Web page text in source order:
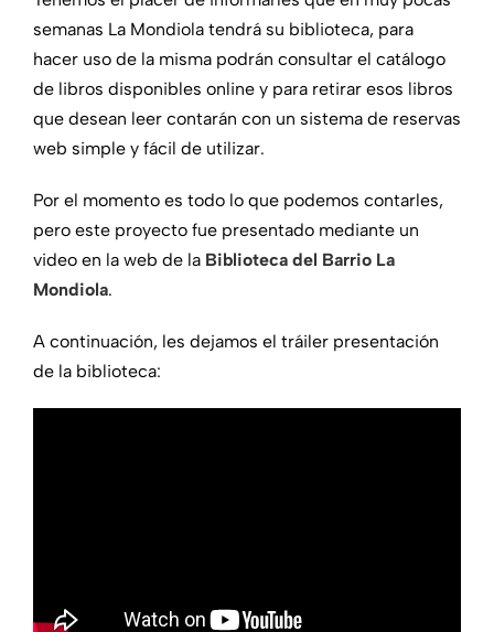
Más secciones
semanas La Mondiola tendrá su biblioteca, para
hacer uso de la misma podrán consultar el catálogo
de libros disponibles online y para retirar esos libros
que desean leer contarán con un sistema de reservas
web simple y fácil de utilizar.
Por el momento es todo lo que podemos contarles,
pero este proyecto fue presentado mediante un
video en la web de la Biblioteca del Barrio La
Mondiola.
A continuación, les dejamos el tráiler presentación
de la biblioteca: